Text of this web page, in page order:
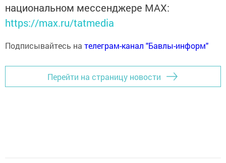
национальном мессенджере MАХ:
https://max.ru/tatmedia
Подписывайтесь на телеграм-канал "Бавлы-информ"
Перейти на страницу новости